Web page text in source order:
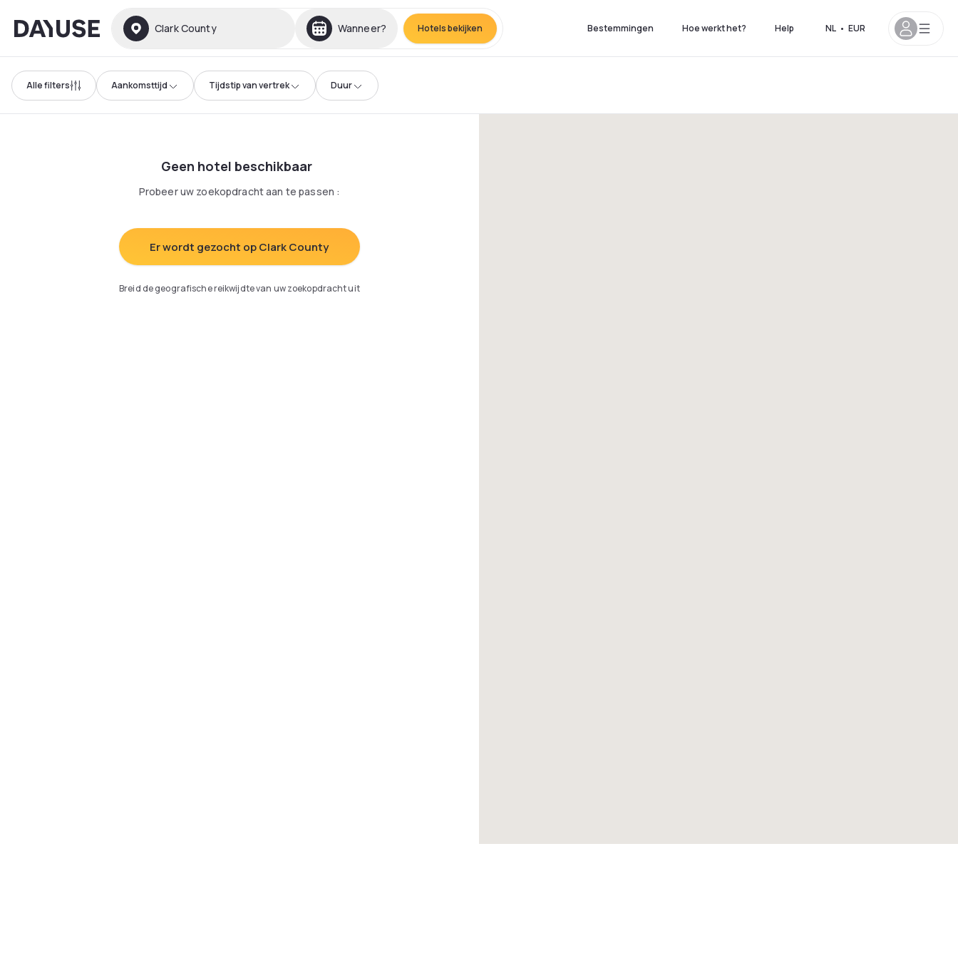
Dayuse Clark County Wanneer? Hotels bekijken Bestemmingen Hoe werkt het? Help NL • EUR
Alle filters Aankomsttijd Tijdstip van vertrek Duur
Geen hotel beschikbaar
Probeer uw zoekopdracht aan te passen :
Er wordt gezocht op Clark County
Breid de geografische reikwijdte van uw zoekopdracht uit